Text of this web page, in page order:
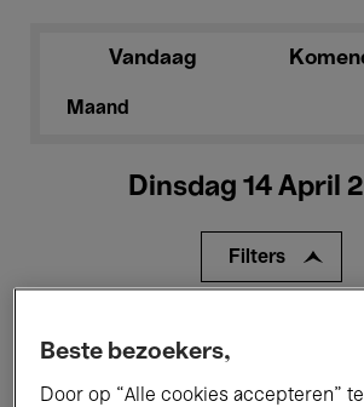
Vandaag
Maand
Dinsdag 14 April
Filters
Tentoonstellingen Films
Beste bezoekers,
Door op “Alle cookies accepteren”